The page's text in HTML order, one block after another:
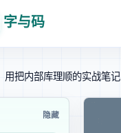
字与码
用 pypiserver + uv 把内部库理顺的实战笔记
隐藏